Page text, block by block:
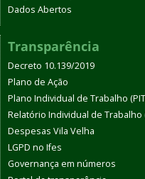
Dados Abertos
Transparência
Decreto 10.139/2019
Plano de Ação
Plano Individual de Trabalho
Relatório Individual de Trabalho
Despesas Vila Velha
LGPD no Ifes
Governança em números